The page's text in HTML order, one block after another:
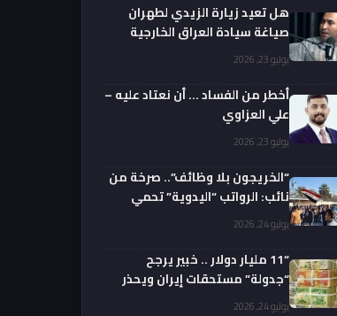
هل تعيد زيارة الزيدي لطهران
صياغة سيادة العراق الخارجية
فعليا؟.. باحث يوضحيوليو 23, 2026
أخطر من الفساد … أن نعتاد عليه –
علي العزاوي
يوليو 23, 2026
“الخريجون بلا وظائف”.. صرخة من
نائب: الرواتب “اليدوية” تحمي
الفضائيين!يوليو 24, 2026
“11 مليار دولار .. خبير يرجح
“جدولة” مستحقات إيران ويحذر
من السداد الفورييوليو 24, 2026